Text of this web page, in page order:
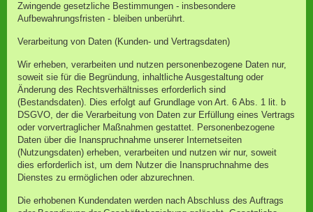
Zwingende gesetzliche Bestimmungen - insbesondere
Aufbewahrungsfristen - bleiben unberührt.
Verarbeitung von Daten (Kunden- und Vertragsdaten)
Wir erheben, verarbeiten und nutzen personenbezogene Daten nur,
soweit sie für die Begründung, inhaltliche Ausgestaltung oder
Änderung des Rechtsverhältnisses erforderlich sind
(Bestandsdaten). Dies erfolgt auf Grundlage von Art. 6 Abs. 1 lit. b
DSGVO, der die Verarbeitung von Daten zur Erfüllung eines Vertrags
oder vorvertraglicher Maßnahmen gestattet. Personenbezogene
Daten über die Inanspruchnahme unserer Internetseiten
(Nutzungsdaten) erheben, verarbeiten und nutzen wir nur, soweit
dies erforderlich ist, um dem Nutzer die Inanspruchnahme des
Dienstes zu ermöglichen oder abzurechnen.
Die erhobenen Kundendaten werden nach Abschluss des Auftrags